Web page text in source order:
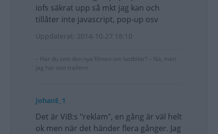
iofs säkrat upp så mkt jag kan och
tillåter inte javascript, pop-up osv
Uppdaterat: 2014-10-27 18:10
– Har du sett den nya filmen om lastbilar? – Nä, men
jag har sett trailern.
JohanE_1
Det är ViB:s "reklam", en gång är väl helt
ok men när det händer flera gånger. Jag